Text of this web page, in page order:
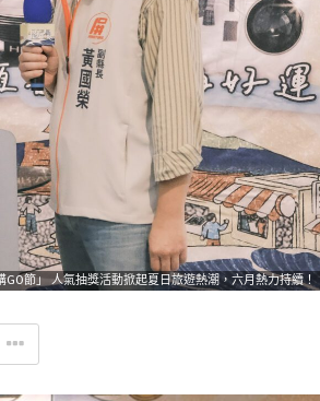
GO節」 人氣抽獎活動掀起夏日旅遊熱潮，六月熱力持續！